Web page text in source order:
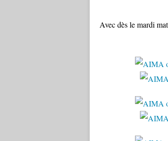
Avec dès le mardi